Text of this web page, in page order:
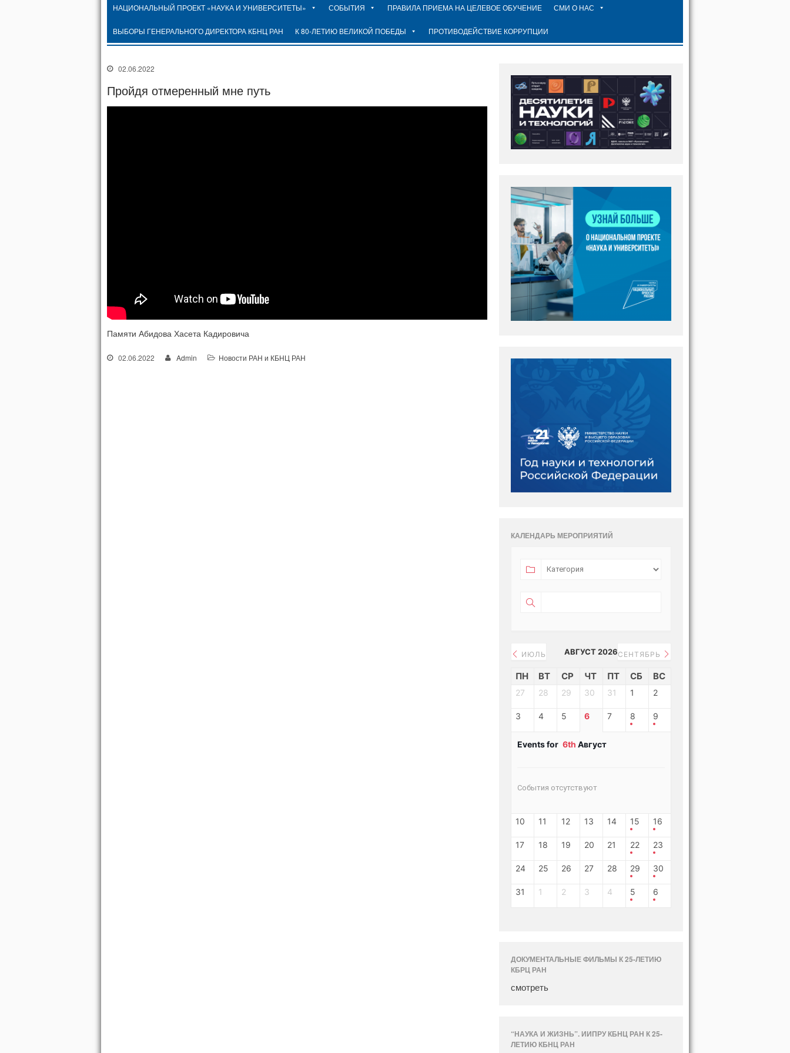
НАЦИОНАЛЬНЫЙ ПРОЕКТ «НАУКА И УНИВЕРСИТЕТЫ» СОБЫТИЯ ПРАВИЛА ПРИЕМА НА ЦЕЛЕВОЕ ОБУЧЕНИЕ СМИ О НАС
ВЫБОРЫ ГЕНЕРАЛЬНОГО ДИРЕКТОРА КБНЦ РАН К 80-ЛЕТИЮ ВЕЛИКОЙ ПОБЕДЫ ПРОТИВОДЕЙСТВИЕ КОРРУПЦИИ
02.06.2022
Пройдя отмеренный мне путь
Памяти Абидова Хасета Кадировича
02.06.2022 Admin Новости РАН и КБНЦ РАН
КАЛЕНДАРЬ МЕРОПРИЯТИЙ
ИЮЛЬ АВГУСТ 2026СЕНТЯБРЬ
ПН ВТ СР ЧТ ПТ СБ ВС
27 28 29 30 31 1 2
3 4 5 6 7 8 9
Events for 6th Август
События отсутствуют
10 11 12 13 14 15 16
17 18 19 20 21 22 23
24 25 26 27 28 29 30
31 1 2 3 4 5 6
ДОКУМЕНТАЛЬНЫЕ ФИЛЬМЫ К 25-ЛЕТИЮ
КБРЦ РАН
смотреть
“НАУКА И ЖИЗНЬ”. ИИПРУ КБНЦ РАН К 25-
ЛЕТИЮ КБНЦ РАН